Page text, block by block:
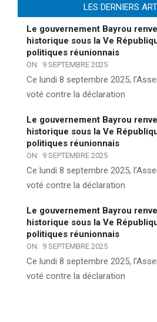
LES DERNIERS
Le gouvernement Bayrou
historique sous la Ve
politiques réunionnais
ON: 9 SEPTEMBRE 2025
Ce lundi 8 septembre 2025,
voté contre la déclaration
Le gouvernement Bayrou
historique sous la Ve
politiques réunionnais
ON: 9 SEPTEMBRE 2025
Ce lundi 8 septembre 2025,
voté contre la déclaration
Le gouvernement Bayrou
historique sous la Ve
politiques réunionnais
ON: 9 SEPTEMBRE 2025
Ce lundi 8 septembre 2025,
voté contre la déclaration